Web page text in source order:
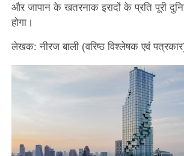
और जापान के खतरनाक इरादों के प्रति पूरी
होगा।
लेखक: नीरज बाली (वरिष्ठ विश्लेषक एवं